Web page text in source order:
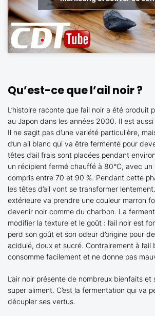
Qu’est-ce que l’ail noir ?
L’histoire raconte que l’ail noir a été produit
au Japon dans les années 2000. Il est
Il ne s’agit pas d’une variété particulière,
d’un ail blanc qui va être fermenté pour
têtes d’ail frais sont placées pendant
un récipient fermé chauffé à 80°C, avec un
compris entre 70 et 90 %. Pendant cette
les têtes d’ail vont se transformer lentement.
extérieure va prendre une couleur marron
devenir noir comme du charbon. La
modifier la texture et le goût : l’ail noir est
perd son goût et son odeur d’origine pour
acidulé, doux et sucré. Contrairement à l’ail
consomme facilement et ne donne pas
L’air noir présente de nombreux bienfaits et
super aliment. C’est la fermentation qui va
décupler ses vertus.